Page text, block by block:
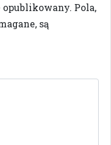
opublikowany. Pola,
są